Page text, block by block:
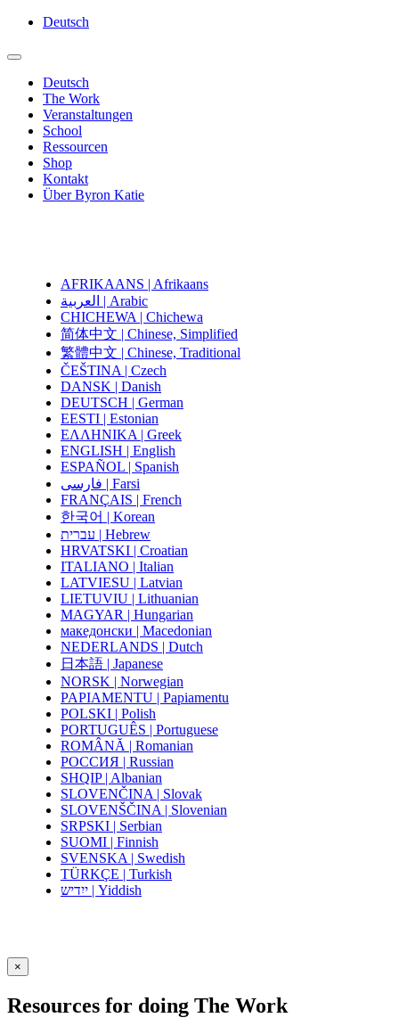
Deutsch
Deutsch
The Work
Veranstaltungen
School
Ressourcen
Shop
Kontakt
Über Byron Katie
AFRIKAANS | Afrikaans
العربية | Arabic
CHICHEWA | Chichewa
简体中文 | Chinese, Simplified
繁體中文 | Chinese, Traditional
ČEŠTINA | Czech
DANSK | Danish
DEUTSCH | German
EESTI | Estonian
ΕΛΛΗΝΙΚΑ | Greek
ENGLISH | English
ESPAÑOL | Spanish
فارسی | Farsi
FRANÇAIS | French
한국어 | Korean
עברית | Hebrew
HRVATSKI | Croatian
ITALIANO | Italian
LATVIESU | Latvian
LIETUVIU | Lithuanian
MAGYAR | Hungarian
македонски | Macedonian
NEDERLANDS | Dutch
日本語 | Japanese
NORSK | Norwegian
PAPIAMENTU | Papiamentu
POLSKI | Polish
PORTUGUÊS | Portuguese
ROMÂNĂ | Romanian
РОССИЯ | Russian
SHQIP | Albanian
SLOVENČINA | Slovak
SLOVENŠČINA | Slovenian
SRPSKI | Serbian
SUOMI | Finnish
SVENSKA | Swedish
TÜRKÇE | Turkish
ייִדיש | Yiddish
×
Resources for doing The Work